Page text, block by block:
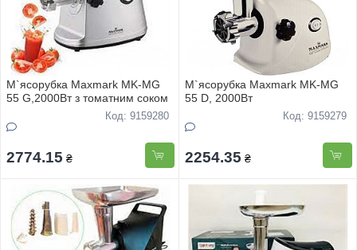
М`ясорубка Maxmark MK-MG
55 G,2000Вт з томатним соком
Код: 9159280
2774.15 ₴
М`ясорубка Maxmark MK-MG
55 D, 2000Вт
Код: 9159279
2254.35 ₴